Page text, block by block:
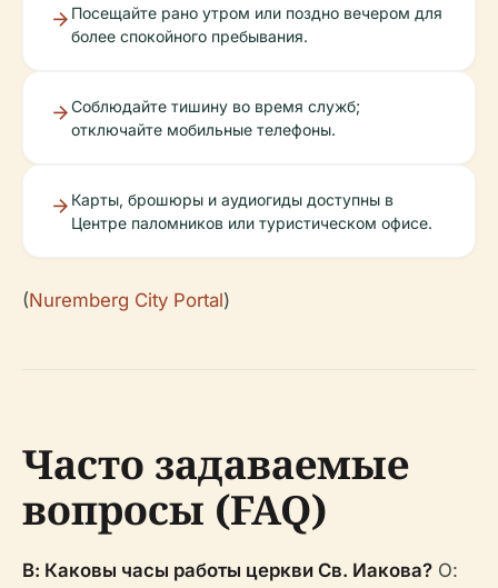
Посещайте рано утром или поздно вечером для
более спокойного пребывания.
Соблюдайте тишину во время служб;
отключайте мобильные телефоны.
Карты, брошюры и аудиогиды доступны в
Центре паломников или туристическом офисе.
(Nuremberg City Portal)
Часто задаваемые
вопросы (FAQ)
В: Каковы часы работы церкви Св. Иакова? О: